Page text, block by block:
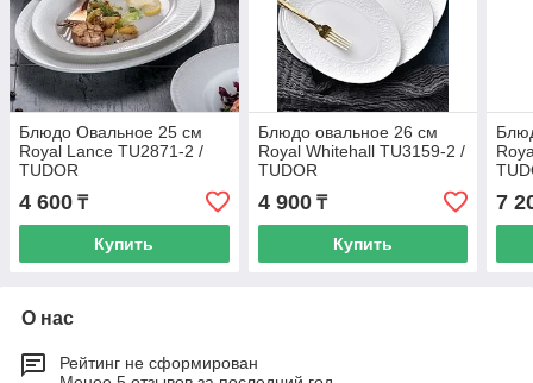
Блюдо Овальное 25 см
Royal Lance TU2871-2 /
TUDOR
4 600 ₸
Купить
Блюдо овальное 26 см
Royal Whitehall TU3159-2 /
TUDOR
4 900₸
Купить
7
О нас
Рейтинг не сформирован